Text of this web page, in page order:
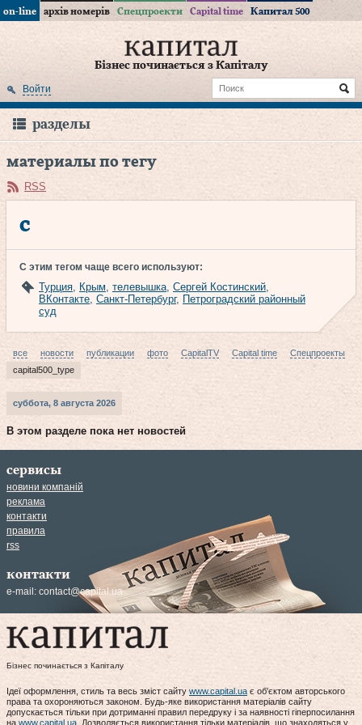
on-line архів номерів Спецпроекти Capital time Капитал 500
Бізнес починається з Капіталу
Войти
разделы
материалы по тегу
RSS
с
С этим тегом чаще всего используют:
Турция, Крым, телевышка, Сергей Костинский,
ВКонтакте, Санкт-Петербург, Петроградский районный
суд
все новости публикации фото CapitalTV Capital time
Спецпроекты
capital500_type
суббота, 8 августа 2026
В этом разделе пока нет новостей
сервисы
новини компаній
реклама
контакти
правила
rss
контакти
e-mail: contact@capital.ua
Бізнес починається з Капіталу
Ідеї оформлення, стиль та весь зміст сайту www.capital.ua є об'єктом авторського
права та охороняються законом. Будь-яке використання матеріалів сайту
допускається тільки при дотриманні правил передруку і за наявності гіперпосилання
на www.capital.ua . Дозволяється використання тільки матеріалів, що знаходяться у